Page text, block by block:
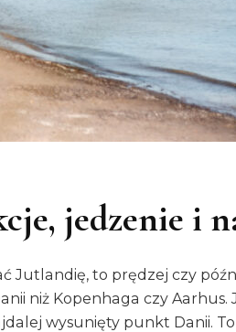
jedzenie i
Jutlandię, to prędzej czy
niż Kopenhaga czy
wysunięty punkt Danii.